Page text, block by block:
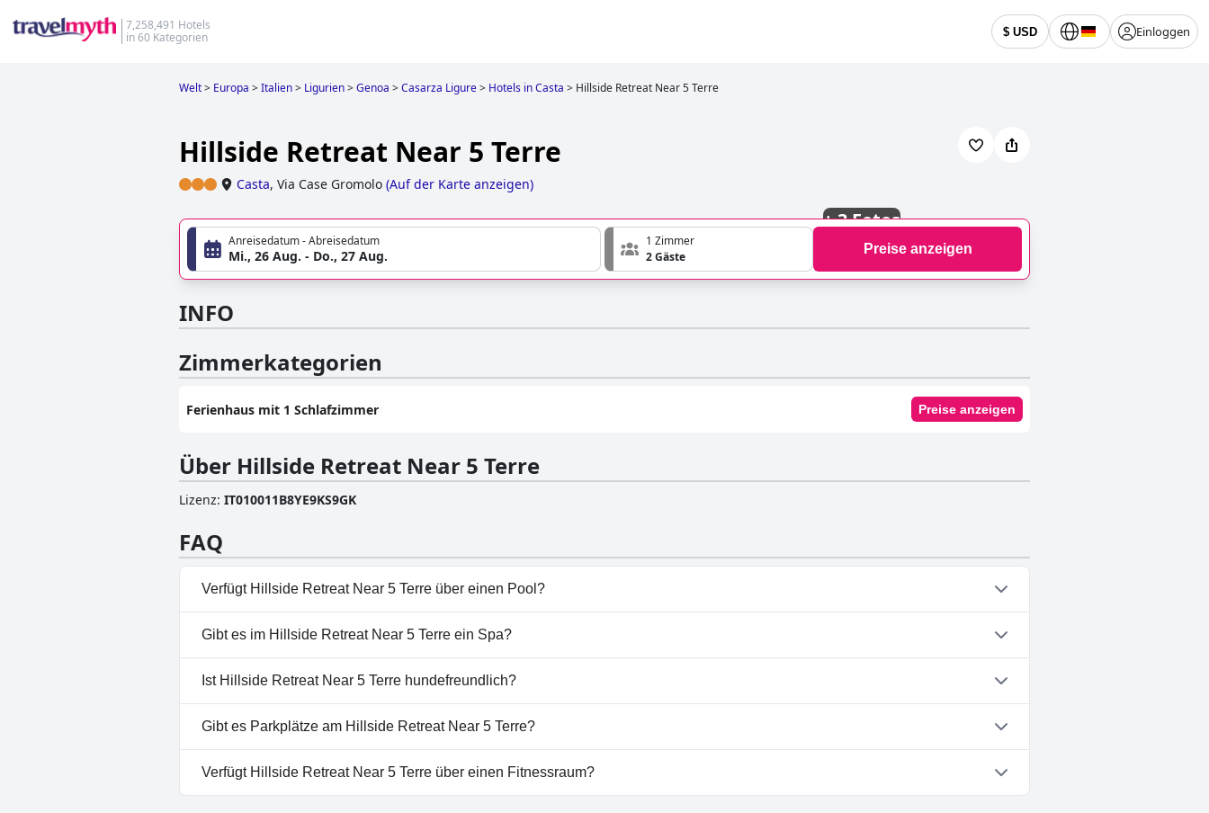
7,258,491 Hotels
in 60 Kategorien
$ USD Einloggen
Welt> Europa >Italien> Ligurien>Genoa >Casarza Ligure> Hotels in Casta > Hillside Retreat Near 5 Terre
Hillside Retreat Near 5 Terre
Casta, Via Case Gromolo (Auf der Karte anzeigen)
+3 Fotos
Anreisedatum - Abreisedatum
Mi., 26 Aug. - Do., 27 Aug.
1 Zimmer
2 Gäste
Preise anzeigen
INFO
Zimmerkategorien
Ferienhaus mit 1 Schlafzimmer Preise anzeigen
Über Hillside Retreat Near 5 Terre
Lizenz: IT010011B8YE9KS9GK
FAQ
Verfügt Hillside Retreat Near 5 Terre über einen Pool?
Nein, Hillside Retreat Near 5 Terre hat keinen Pool.
Gibt es im Hillside Retreat Near 5 Terre ein Spa?
Nein, ein Spa ist im Hillside Retreat Near 5 Terre nicht vorhanden.
Ist Hillside Retreat Near 5 Terre hundefreundlich?
Nein, Hillside Retreat Near 5 Terre erlaubt keine Hunde.
Gibt es Parkplätze am Hillside Retreat Near 5 Terre?
Nein, im Hillside Retreat Near 5 Terre gibt es keine Parkmöglichkeiten.
Verfügt Hillside Retreat Near 5 Terre über einen Fitnessraum?